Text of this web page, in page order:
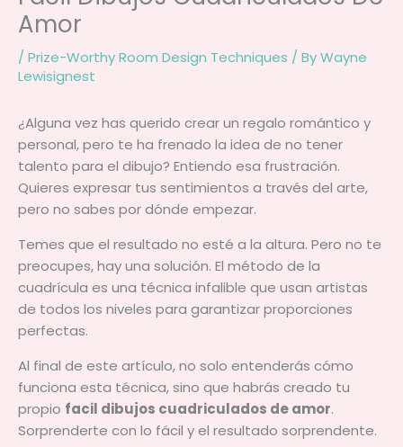
Amor
/ Prize-Worthy Room Design Techniques / ByWayne
Lewisignest
¿Alguna vez has querido crear un regalo romántico y
personal, pero te ha frenado la idea de no tener
talento para el dibujo? Entiendo esa frustración.
Quieres expresar tus sentimientos a través del arte,
pero no sabes por dónde empezar.
Temes que el resultado no esté a la altura. Pero no te
preocupes, hay una solución. El método de la
cuadrícula es una técnica infalible que usan artistas
de todos los niveles para garantizar proporciones
perfectas.
Al final de este artículo, no solo entenderás cómo
funciona esta técnica, sino que habrás creado tu
propio facil dibujos cuadriculados de amor.
Sorprenderte con lo fácil y el resultado sorprendente.